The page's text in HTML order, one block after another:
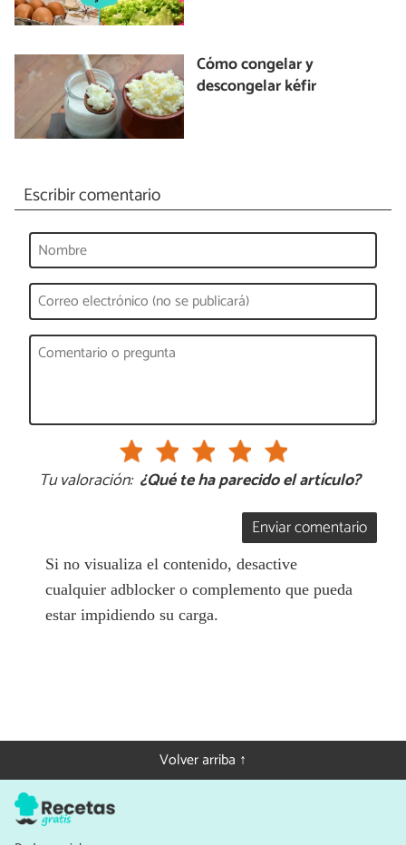
Cómo congelar y
descongelar kéfir
Escribir comentario
Tu valoración: ¿Qué te ha parecido el artículo?
Enviar comentario
Si no visualiza el contenido, desactive
cualquier adblocker o complemento que pueda
estar impidiendo su carga.
Volver arriba ↑